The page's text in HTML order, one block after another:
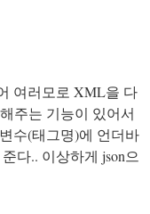
여러모로 XML을 다
주는 기능이 있어서
수(태그명)에 언더바
다.. 이상하게 json으